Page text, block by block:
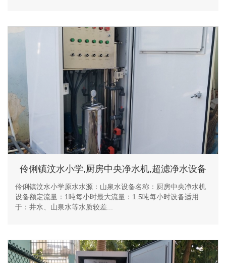
伶俐镇汶水小学,厨房中央净水机,超滤净水设备
伶俐镇汶水小学原水水源：山泉水设备名称：厨房中央净水机
设备额定流量：1吨每小时最大流量：1.5吨每小时设备适用
于：井水、山泉水等水质较差...